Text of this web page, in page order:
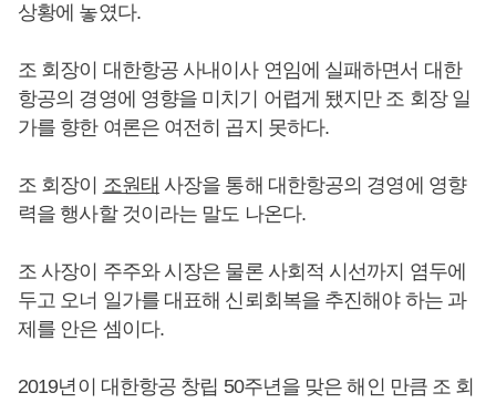
상황에 놓였다.
조 회장이 대한항공 사내이사 연임에 실패하면서 대한
항공의 경영에 영향을 미치기 어렵게 됐지만 조 회장 일
가를 향한 여론은 여전히 곱지 못하다.
조 회장이 조원태 사장을 통해 대한항공의 경영에 영향
력을 행사할 것이라는 말도 나온다.
조 사장이 주주와 시장은 물론 사회적 시선까지 염두에
두고 오너 일가를 대표해 신뢰회복을 추진해야 하는 과
제를 안은 셈이다.
2019년이 대한항공 창립 50주년을 맞은 해인 만큼 조 회